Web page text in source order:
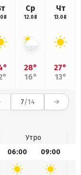
Ср
12.08
28°
16°
Чт
13.08
27°
13°
7/14
Утро
06:00 09:00